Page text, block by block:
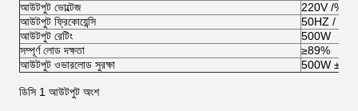
আউটপুট ভোল্টেজ
220V /%
আউটপুট ফ্রিকোয়েন্সি
50HZ /
আউটপুট রেটিং
500W
সম্পূর্ণ লোড দক্ষতা
≥89%
আউটপুট ওভারলোড সুরক্ষা
500W ±
ডিসি 1 আউটপুট অংশ